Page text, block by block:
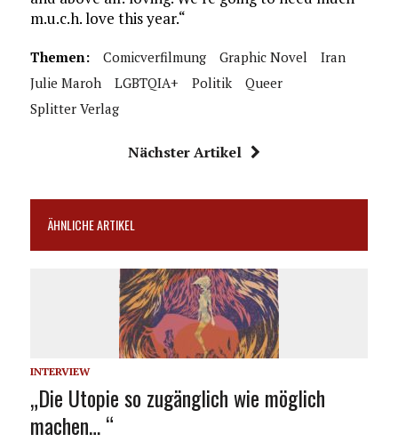
m.u.c.h. love this year.“
Themen: Comicverfilmung Graphic Novel
Iran
Julie Maroh
LGBTQIA+ Politik
Queer
Splitter Verlag
Nächster Artikel
ÄHNLICHE ARTIKEL
INTERVIEW
„Die Utopie so zugänglich wie möglich
machen… “